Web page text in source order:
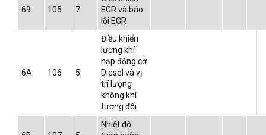
69 105 7
EGR và báo
lỗi EGR
6A 106 5
Điều khiển
lượng khí
nạp động cơ
Diesel và vị
trí lượng
không khí
tương đối
Nhiệt độ